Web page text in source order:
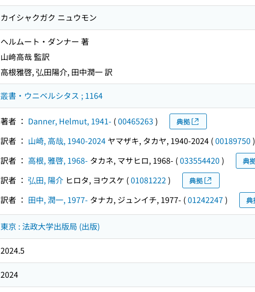
カイシャクガク ニュウモン
ヘルムート・ダンナー 著
山﨑高哉 監訳
高根雅啓, 弘田陽介, 田中潤一 訳
叢書・ウニベルシタス ; 1164
著者 ： Danner, Helmut, 1941- (00465263 ) 典拠
訳者 ： 山崎, 高哉, 1940-2024 ヤマザキ, タカヤ, 1940-2024 (00189750 )
訳者 ： 高根, 雅啓, 1968- タカネ, マサヒロ, 1968- (033554420 ) 典
訳者 ： 弘田, 陽介 ヒロタ, ヨウスケ (01081222 ) 典拠
訳者 ： 田中, 潤一, 1977- タナカ, ジュンイチ, 1977- (01242247 ) 典
東京 : 法政大学出版局 (出版)
2024.5
2024